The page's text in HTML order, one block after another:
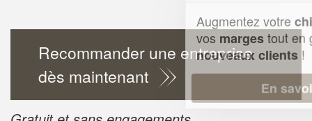
Recommander une entreprise
dès maintenant
Augmentez votrechiffre d'affaires
tout en gagnant de
nouveaux clients!